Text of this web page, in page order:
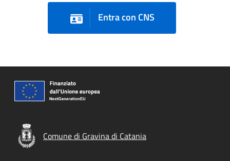
Entra con CNS
Comune di Gravina di Catania